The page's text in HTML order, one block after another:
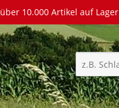
über 10.000 Artikel auf Lager